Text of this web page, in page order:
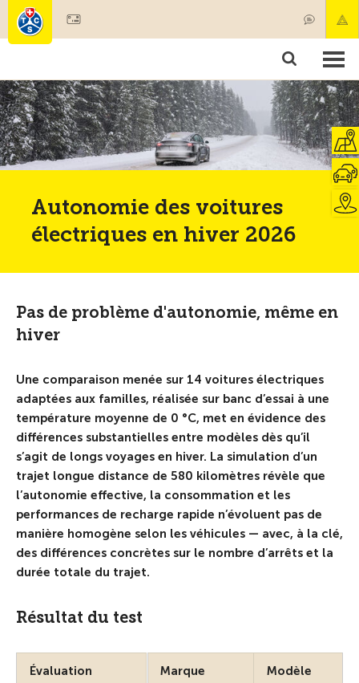
Membres & prestations
Tests, sécurité & santé
Autonomie des voitures
électriques en hiver 2026
Pas de problème d'autonomie, même en
hiver
Une comparaison menée sur 14 voitures électriques
adaptées aux familles, réalisée sur banc d’essai à une
température moyenne de 0 °C, met en évidence des
différences substantielles entre modèles dès qu’il
s’agit de longs voyages en hiver. La simulation d’un
trajet longue distance de 580 kilomètres révèle que
l’autonomie effective, la consommation et les
performances de recharge rapide n’évoluent pas de
manière homogène selon les véhicules — avec, à la clé,
des différences concrètes sur le nombre d’arrêts et la
durée totale du trajet.
Résultat du test
Marque Modèle
Évaluation